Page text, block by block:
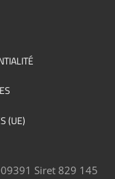
(UE)
Siret 829 145